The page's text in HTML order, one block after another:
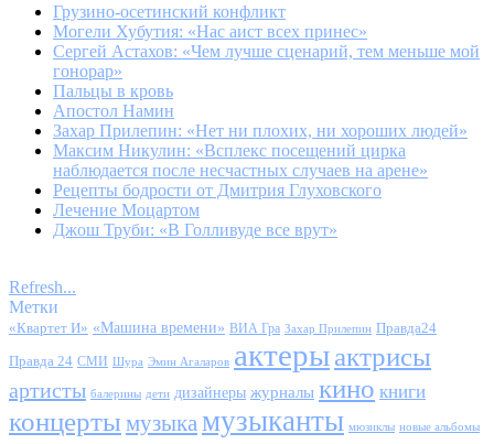
Грузино-осетинский конфликт
Могели Хубутия: «Нас аист всех принес»
Сергей Астахов: «Чем лучше сценарий, тем меньше мой
гонорар»
Пальцы в кровь
Апостол Намин
Захар Прилепин: «Нет ни плохих, ни хороших людей»
Максим Никулин: «Всплекс посещений цирка
наблюдается после несчастных случаев на арене»
Рецепты бодрости от Дмитрия Глуховского
Лечение Моцартом
Джош Труби: «В Голливуде все врут»
Refresh...
Метки
«Квартет И» «Машина времени» ВИА Гра Захар Прилепин Правда24
Правда 24 СМИ Шура Эмин Агаларов актерыактрисы
артисты балерины дети дизайнеры журналы кино книги
концерты музыка музыканты мюзиклы новые альбомы